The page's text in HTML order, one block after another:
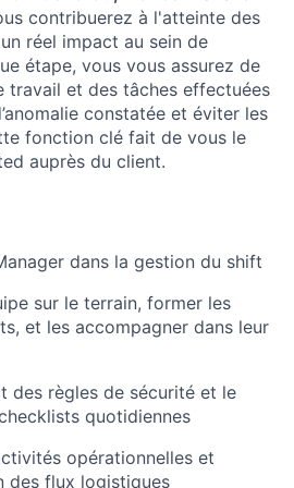
contribuerez à l'atteinte des
réel impact au sein de
étape, vous vous assurez de
travail et des tâches effectuées
constatée et éviter les
fonction clé fait de vous le
auprès du client.
dans la gestion du shift
sur le terrain, former les
et les accompagner dans leur
des règles de sécurité et le
quotidiennes
opérationnelles et
des flux logistiques